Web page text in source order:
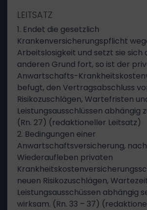
LEITSATZ
1. Endet die gesetzlich
Krankenversicherungspflicht
Arbeitslosigkeit und setzt sie sich
anderen Grund fort, so ist der
Anwartschafts-
befugt, den Vertragsabschluss
Risikozuschlägen, Wartefristen
Leistungsausschlüssen abhängig
(Rn. 27) (redaktioneller Leitsatz)
2. Bedingungen einer
Anwartschaftsversicherung,
Wiederaufleben privaten
neuen Risikozuschlägen,
Leistungsausschüssen abhängig
wirksam. (Rn. 33 – 37)